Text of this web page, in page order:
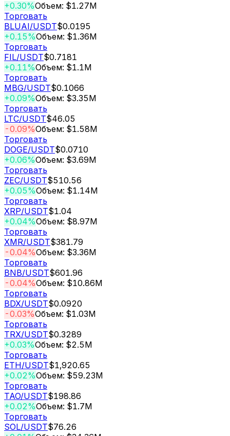
+0.30%Объем: $1.27M
Торговать
BLUAI/USDT$0.0195
+0.15%Объем: $1.36M
Торговать
FIL/USDT$0.7181
+0.11%Объем: $1.1M
Торговать
MBG/USDT$0.1066
+0.09%Объем: $3.35M
Торговать
LTC/USDT$46.05
-0.09%Объем: $1.58M
Торговать
DOGE/USDT$0.0710
+0.06%Объем: $3.69M
Торговать
ZEC/USDT$510.56
+0.05%Объем: $1.14M
Торговать
XRP/USDT$1.04
+0.04%Объем: $8.97M
Торговать
XMR/USDT$381.79
-0.04%Объем: $3.36M
Торговать
BNB/USDT$601.96
-0.04%Объем: $10.86M
Торговать
BDX/USDT$0.0920
-0.03%Объем: $1.03M
Торговать
TRX/USDT$0.3289
+0.03%Объем: $2.5M
Торговать
ETH/USDT$1,920.65
+0.02%Объем: $59.23M
Торговать
TAO/USDT$198.86
+0.02%Объем: $1.7M
Торговать
SOL/USDT$76.26